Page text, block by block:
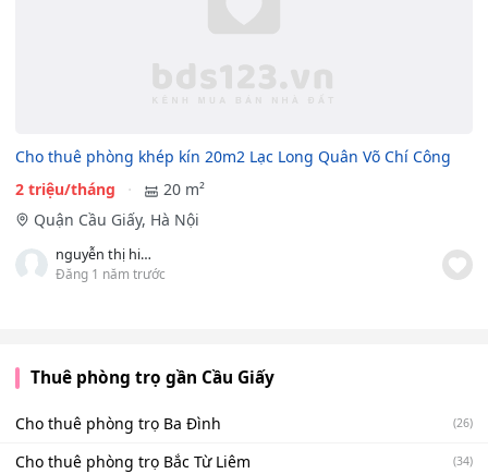
Cho thuê phòng khép kín 20m2 Lạc Long Quân Võ Chí Công
2 triệu/tháng
20 m²
Quận Cầu Giấy, Hà Nội
nguyễn thị hiển
Đăng 1 năm trước
Thuê phòng trọ gần Cầu Giấy
Cho thuê phòng trọ Ba Đình (26)
Cho thuê phòng trọ Bắc Từ Liêm (34)